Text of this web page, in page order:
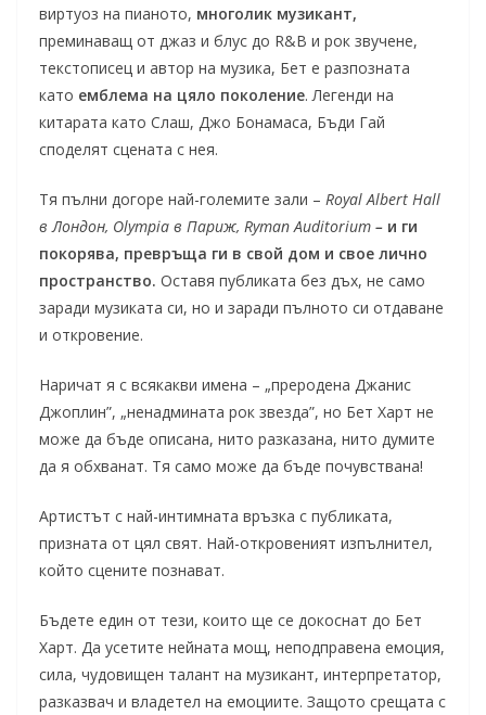
виртуоз на пианото, многолик музикант,
преминаващ от джаз и блус до R&B и рок звучене,
текстописец и автор на музика, Бет е разпозната
като емблема на цяло поколение. Легенди на
китарата като Слаш, Джо Бонамаса, Бъди Гай
споделят сцената с нея.
Тя пълни догоре най-големите зали – Royal Albert Hall
в Лондон, Olympia в Париж, Ryman Auditorium – и ги
покорява, превръща ги в свой дом и свое лично
пространство. Оставя публиката без дъх, не само
заради музиката си, но и заради пълното си отдаване
и откровение.
Наричат я с всякакви имена – „преродена Джанис
Джоплин”, „ненадмината рок звезда”, но Бет Харт не
може да бъде описана, нито разказана, нито думите
да я обхванат. Тя само може да бъде почувствана!
Артистът с най-интимната връзка с публиката,
призната от цял свят. Най-откровеният изпълнител,
който сцените познават.
Бъдете един от тези, които ще се докоснат до Бет
Харт. Да усетите нейната мощ, неподправена емоция,
сила, чудовищен талант на музикант, интерпретатор,
разказвач и владетел на емоциите. Защото срещата с